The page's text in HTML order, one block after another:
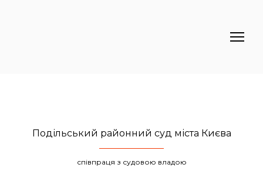
Подільський районний суд міста Києва
співпраця з судовою владою